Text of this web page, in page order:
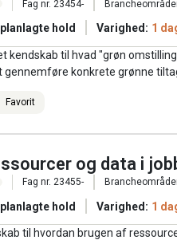
Fag nr. 23454-
hold Varighed: 1
kendskab til hvad "grøn
konkrete grønne
Favorit
og data i
Fag nr. 23455-
hold Varighed: 1
til hvordan brugen af